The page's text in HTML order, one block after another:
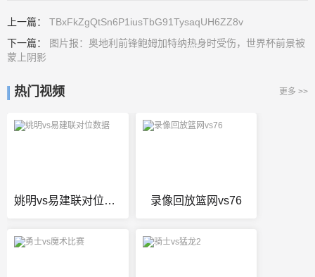
上一篇： TBxFkZgQtSn6P1iusTbG91TysaqUH6ZZ8v
下一篇：
图片报：奥地利前锋鲍姆加特纳热身时受伤，世界杯前景被
蒙上阴影
热门视频 更多 >>
姚明vs易建联对位数据 录像回放篮网vs76